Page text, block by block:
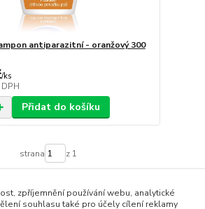
antiparazitní - oranžový 300
/ks
Přidat do košíku
strana z 1
zpříjemnění používání webu, analytické
souhlasu také pro účely cílení reklamy